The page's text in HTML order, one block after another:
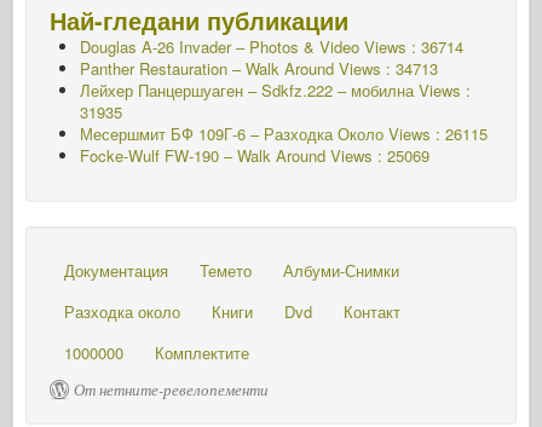
Най-гледани публикации
Douglas A-26 Invader – Photos & Video Views : 36714
Panther Restauration – Walk Around Views : 34713
Лейхер Панцершуаген – Sdkfz.222 – мобилна Views :
31935
Месершмит БФ 109Г-6 – Разходка Около Views : 26115
Focke-Wulf FW-190 – Walk Around Views : 25069
Документация Темето
Албуми-Снимки
Разходка около
Книги Dvd
Контакт
1000000
Комплектите
От нетните-ревелопементи